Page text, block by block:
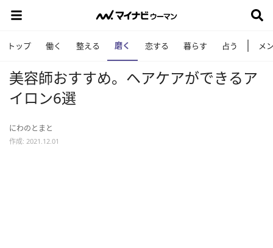
トップ 働く 整える 磨く 恋する 暮らす 占う メ
美容師おすすめ。ヘアケアができるア
イロン6選
にわのとまと
作成: 2021.12.01